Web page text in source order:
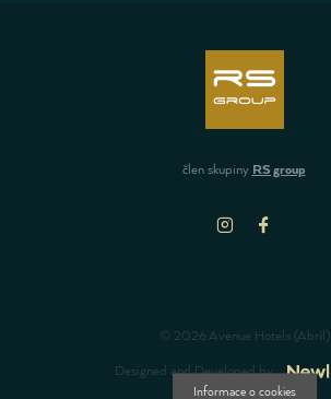
člen skupiny RS group
© 2026 Avenue Hotels (Abril)
Designed and Developed by: